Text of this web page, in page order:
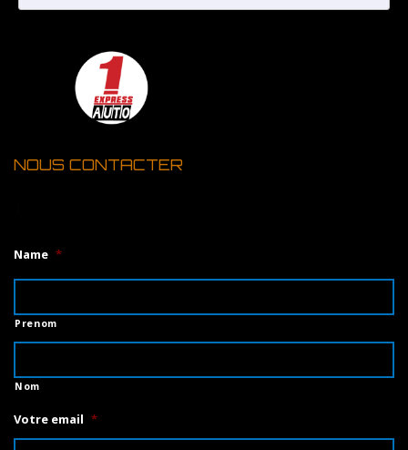
NOUS CONTACTER
Name *
Prenom
Nom
Votre email *